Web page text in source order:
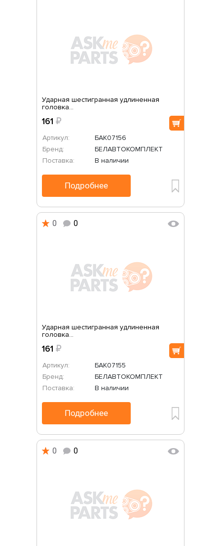
Ударная шестигранная удлиненная
головка...
161 ₽
Артикул:
БАК07156
Бренд:
БЕЛАВТОКОМПЛЕКТ
Поставка:
В наличии
Подробнее
0 0
Ударная шестигранная удлиненная
головка...
161 ₽
Артикул:
БАК07155
Бренд:
БЕЛАВТОКОМПЛЕКТ
Поставка:
В наличии
Подробнее
0 0